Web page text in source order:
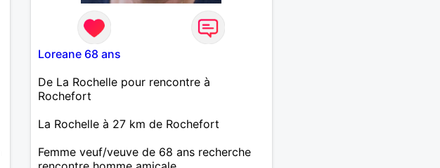
Loreane 68 ans
De La Rochelle pour rencontre à
Rochefort
La Rochelle à 27 km de Rochefort
Femme veuf/veuve de 68 ans recherche